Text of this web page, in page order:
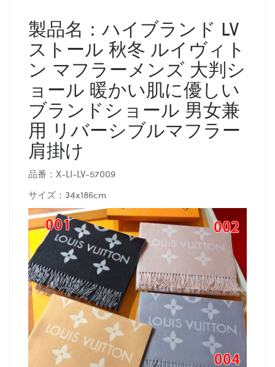
製品名：ハイブランド LV
ストール 秋冬 ルイヴィト
ン マフラーメンズ 大判シ
ョール 暖かい肌に優しい
ブランドショール 男女兼
用 リバーシブルマフラー
肩掛け
品番：X-LI-LV-57009
サイズ：34x186cm